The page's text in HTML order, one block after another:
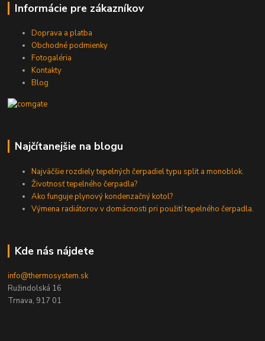
Informácie pre zákazníkov
Doprava a platba
Obchodné podmienky
Fotogaléria
Kontakty
Blog
Najčítanejšie na blogu
Najväčšie rozdiely tepelných čerpadiel typu split a monoblok.
Životnosť tepelného čerpadla?
Ako funguje plynový kondenzačný kotol?
Výmena radiátorov v domácnosti pri použití tepelného čerpadla.
Kde nás nájdete
info@thermosystem.sk
Ružindolská 16
Trnava, 917 01